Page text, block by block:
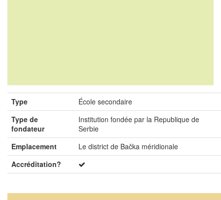
Type
École secondaire
Type de
fondateur
Institution fondée par la Republique de
Serbie
Emplacement
Le district de Bačka méridionale
Accréditation?